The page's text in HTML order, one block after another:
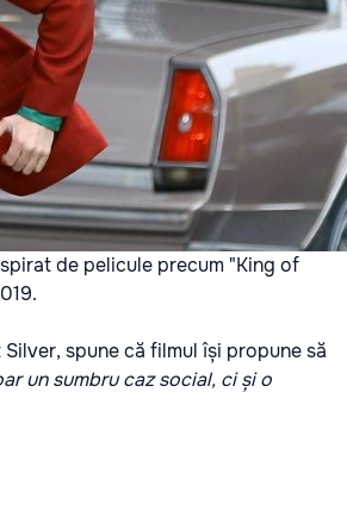
de pelicule precum "King of
spune că filmul își propune să
un sumbru caz social, ci și o